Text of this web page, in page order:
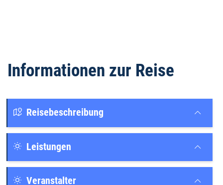
Informationen zur Reise
Reisebeschreibung
Leistungen
Veranstalter